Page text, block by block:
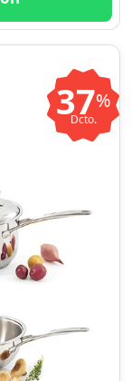
37%
Dcto.